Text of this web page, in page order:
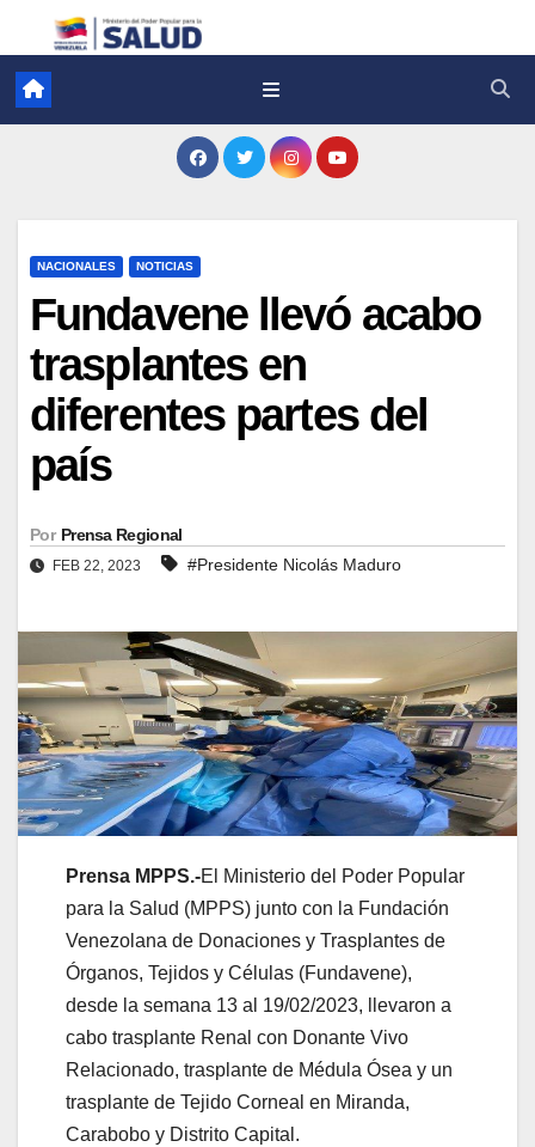
NACIONALES NOTICIAS
Fundavene llevó acabo
trasplantes en
diferentes partes del
país
Por Prensa Regional
FEB 22, 2023 #Presidente Nicolás Maduro
Prensa MPPS.-El Ministerio del Poder Popular
para la Salud (MPPS) junto con la Fundación
Venezolana de Donaciones y Trasplantes de
Órganos, Tejidos y Células (Fundavene),
desde la semana 13 al 19/02/2023, llevaron a
cabo trasplante Renal con Donante Vivo
Relacionado, trasplante de Médula Ósea y un
trasplante de Tejido Corneal en Miranda,
Carabobo y Distrito Capital.